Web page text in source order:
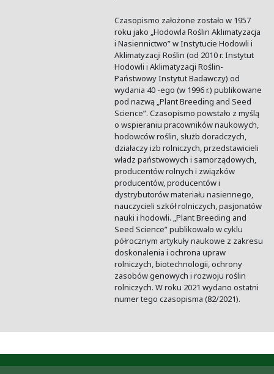
Czasopismo założone zostało w 1957
roku jako „Hodowla Roślin Aklimatyzacja
i Nasiennictwo” w Instytucie Hodowli i
Aklimatyzacji Roślin (od 2010 r. Instytut
Hodowli i Aklimatyzacji Roślin-
Państwowy Instytut Badawczy) od
wydania 40 -ego (w 1996 r.) publikowane
pod nazwą „Plant Breeding and Seed
Science”. Czasopismo powstało z myślą
o wspieraniu pracowników naukowych,
hodowców roślin, służb doradczych,
działaczy izb rolniczych, przedstawicieli
władz państwowych i samorządowych,
producentów rolnych i związków
producentów, producentów i
dystrybutorów materiału nasiennego,
nauczycieli szkół rolniczych, pasjonatów
nauki i hodowli. „Plant Breeding and
Seed Science” publikowało w cyklu
półrocznym artykuły naukowe z zakresu
doskonalenia i ochrona upraw
rolniczych, biotechnologii, ochrony
zasobów genowych i rozwoju roślin
rolniczych. W roku 2021 wydano ostatni
numer tego czasopisma (82/2021).